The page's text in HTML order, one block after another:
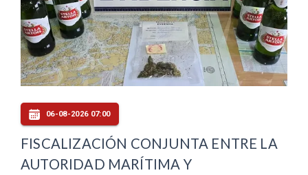
06-08-2026 07:00
FISCALIZACIÓN CONJUNTA ENTRE LA
AUTORIDAD MARÍTIMA Y